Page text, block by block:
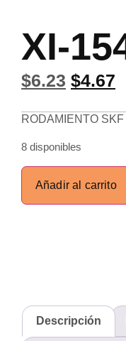
XI-
$6.23 $4.67
RODAMIENTO
8 disponibles
Añadir al carrito
Descripción